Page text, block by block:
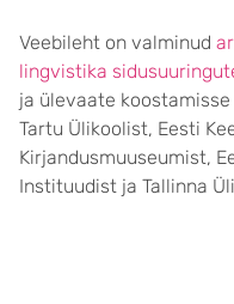
Veebileht on valminud
lingvistika
ja ülevaate
Tartu Ülikoolist, Eesti
Kirjandusmuuseumist,
Instituudist ja Tallinna